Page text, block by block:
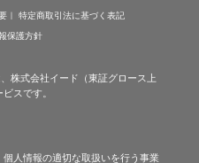
特定商取引法に基づく表記
保護方針
株式会社イード（東証グロース上
スです。
人情報の適切な取扱いを行う事業